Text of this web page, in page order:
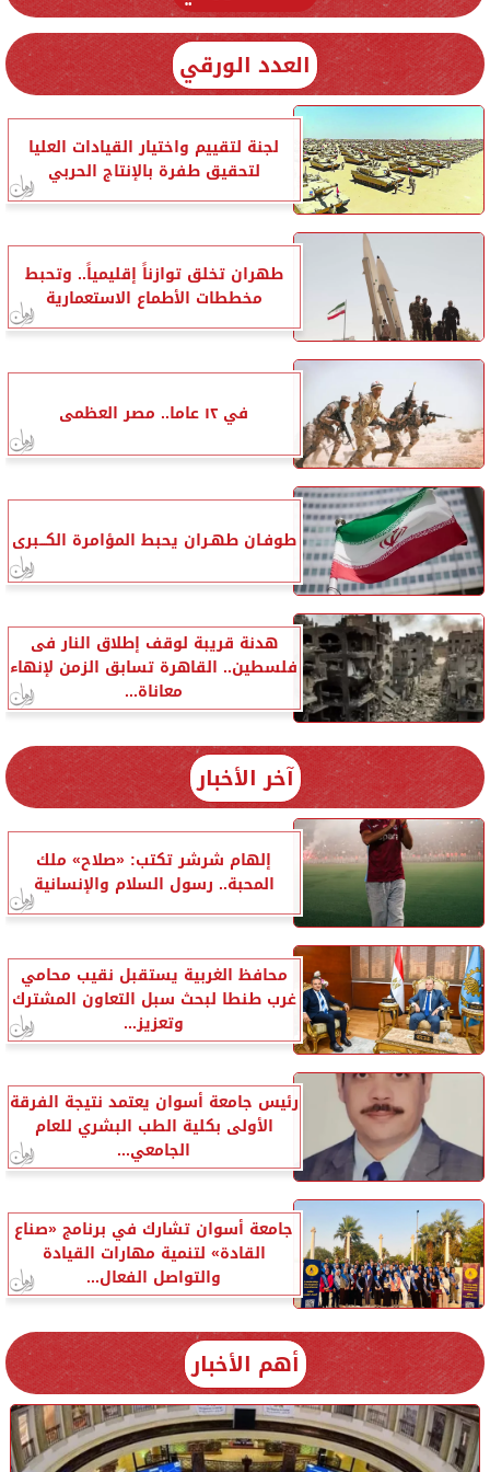
العدد الورقي
لجنة لتقييم واختيار القيادات العليا
لتحقيق طفرة بالإنتاج الحربي
طهران تخلق توازناً إقليمياً.. وتحبط
مخططات الأطماع الاستعمارية
في ١٢ عاما.. مصر العظمى
طوفـان طهـران يحبط المؤامرة الكـــبرى
هدنة قريبة لوقف إطلاق النار فى
فلسطين.. القاهرة تسابق الزمن لإنهاء
معاناة...
آخر الأخبار
إلهام شرشر تكتب: «صلاح» ملك
المحبة.. رسول السلام والإنسانية
محافظ الغربية يستقبل نقيب محامي
غرب طنطا لبحث سبل التعاون المشترك
وتعزيز...
رئيس جامعة أسوان يعتمد نتيجة الفرقة
الأولى بكلية الطب البشري للعام
الجامعي...
جامعة أسوان تشارك في برنامج «صناع
القادة» لتنمية مهارات القيادة
والتواصل الفعال...
أهم الأخبار